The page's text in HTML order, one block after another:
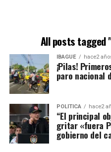
All posts tagged
IBAGUÉ hace2
¡Pilas!
paro nacional
POLÍTICA hace2
“El principal
gritar «fuera
gobierno del